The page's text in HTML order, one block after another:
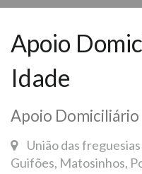
Apoio
Idade
Apoio Domiciliário
União das
Guifões, Matosinhos,